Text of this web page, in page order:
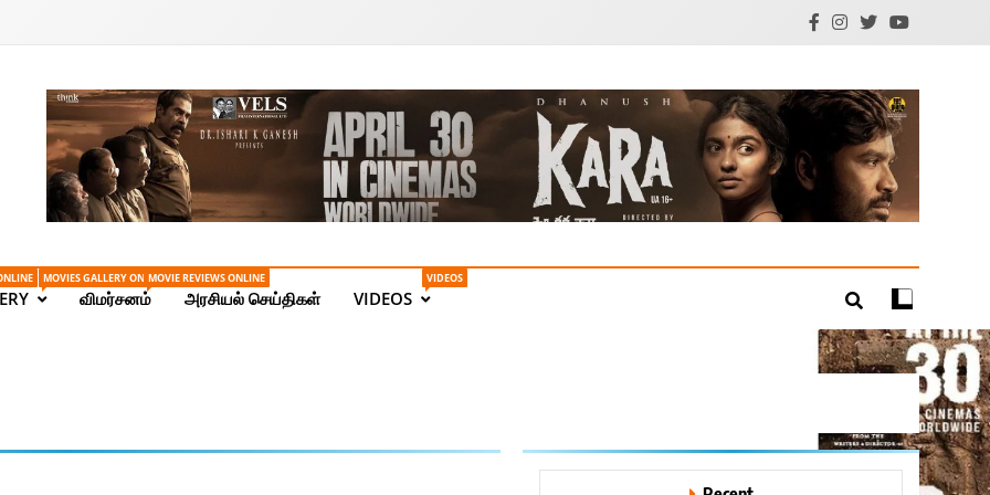
News | Health | Tamil Cinema | Technology
MOVIES GALLERY ONLINE
விமர்சனம்
MOVIE REVIEWS ONLINE
அரசியல் செய்திகள் VIDEOS
VIDEOS